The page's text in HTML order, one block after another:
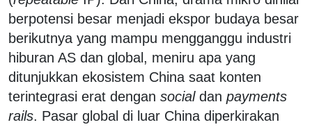
berpotensi besar menjadi ekspor budaya besar
berikutnya yang mampu mengganggu industri
hiburan AS dan global, meniru apa yang
ditunjukkan ekosistem China saat konten
terintegrasi erat dengan socialdan payments
rails. Pasar global di luar China diperkirakan